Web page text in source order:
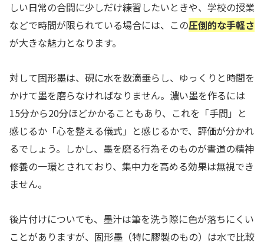
しい日常の合間に少しだけ練習したいときや、学校の授業
などで時間が限られている場合には、この圧倒的な手軽さ
が大きな魅力となります。
対して固形墨は、硯に水を数滴垂らし、ゆっくりと時間を
かけて墨を磨らなければなりません。濃い墨を作るには
15分から20分ほどかかることもあり、これを「手間」と
感じるか「心を整える儀式」と感じるかで、評価が分かれ
るでしょう。しかし、墨を磨る行為そのものが書道の精神
修養の一環とされており、集中力を高める効果は無視でき
ません。
後片付けについても、墨汁は筆を洗う際に色が落ちにくい
ことがありますが、固形墨（特に膠製のもの）は水で比較